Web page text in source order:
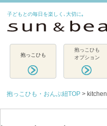
子どもとの毎日を楽しく､大切に｡
抱っこひも
抱っこひも
オプション
抱っこひも・おんぶ紐TOP > kitchen